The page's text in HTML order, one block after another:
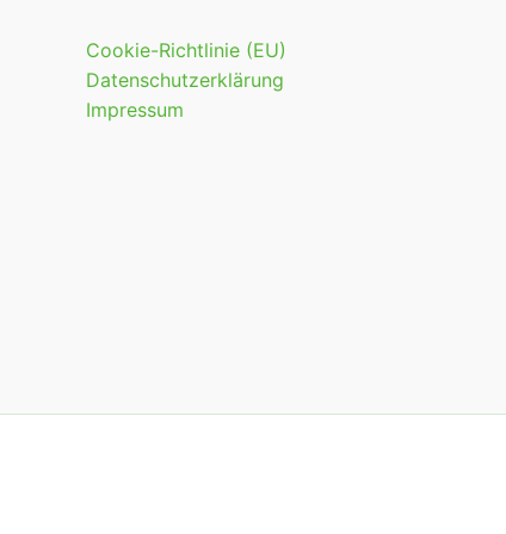
Cookie-Richtlinie (EU)
Datenschutzerklärung
Impressum